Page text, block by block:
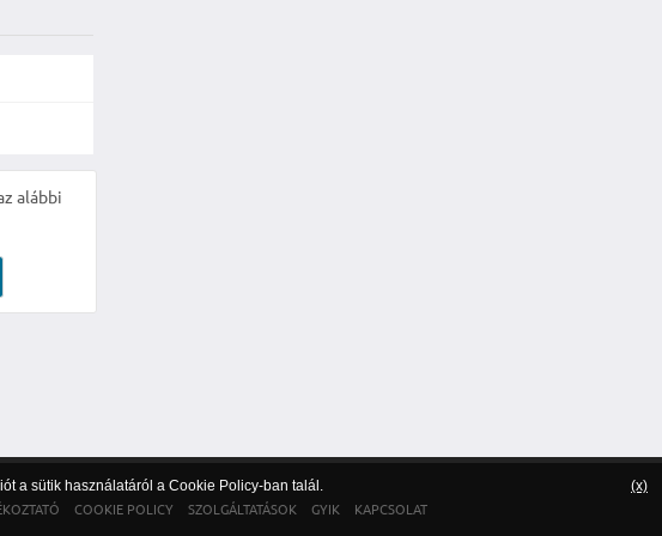
(x)
a sütik használatáról a Cookie Policy-ban talál.
alábbi
COOKIE POLICY SZOLGÁLTATÁSOK GYIK KAPCSOLAT